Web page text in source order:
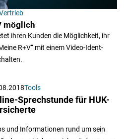
möglich
ihren Kunden die Möglichkeit, ihr
R+V“ mit einem Video-Ident-
Tools
Sprechstunde für HUK-
und Informationen rund um sein